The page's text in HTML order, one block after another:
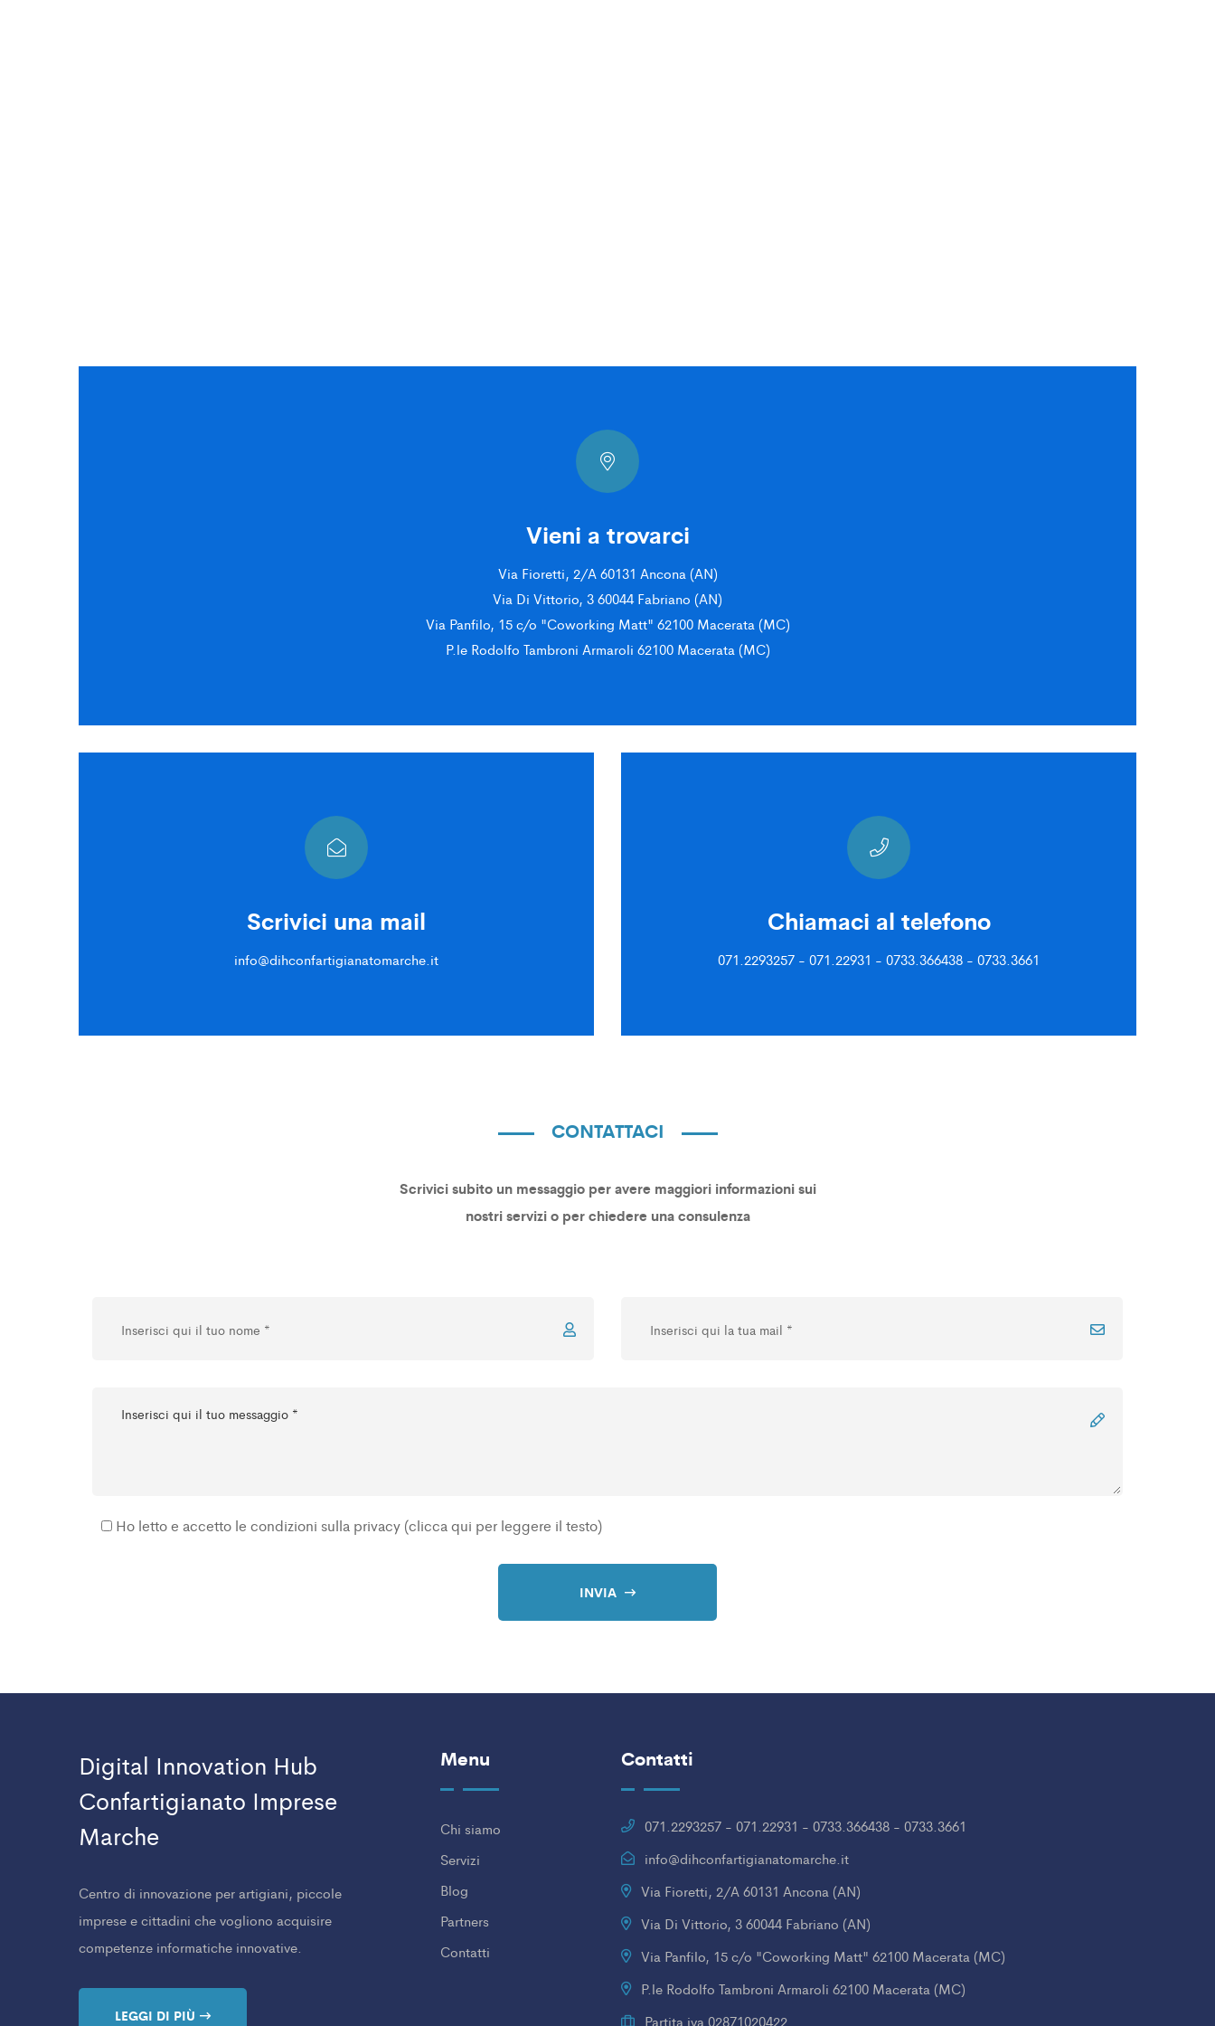
Vieni a trovarci
Via Fioretti, 2/A 60131 Ancona (AN)
Via Di Vittorio, 3 60044 Fabriano (AN)
Via Panfilo, 15 c/o "Coworking Matt" 62100 Macerata (MC)
P.le Rodolfo Tambroni Armaroli 62100 Macerata (MC)
Scrivici una mail
info@dihconfartigianatomarche.it
Chiamaci al telefono
071.2293257 - 071.22931 - 0733.366438 - 0733.3661
CONTATTACI
Scrivici subito un messaggio per avere maggiori informazioni sui
nostri servizi o per chiedere una consulenza
Ho letto e accetto le condizioni sulla privacy (clicca qui per leggere il testo)
INVIA
Digital Innovation Hub
Confartigianato Imprese
Marche
Centro di innovazione per artigiani, piccole
imprese e cittadini che vogliono acquisire
competenze informatiche innovative.
LEGGI DI PIÙ
Menu
Chi siamo
Servizi
Blog
Partners
Contatti
Contatti
071.2293257 - 071.22931 - 0733.366438 - 0733.3661
info@dihconfartigianatomarche.it
Via Fioretti, 2/A 60131 Ancona (AN)
Via Di Vittorio, 3 60044 Fabriano (AN)
Via Panfilo, 15 c/o "Coworking Matt" 62100 Macerata (MC)
P.le Rodolfo Tambroni Armaroli 62100 Macerata (MC)
Partita iva 02871020422